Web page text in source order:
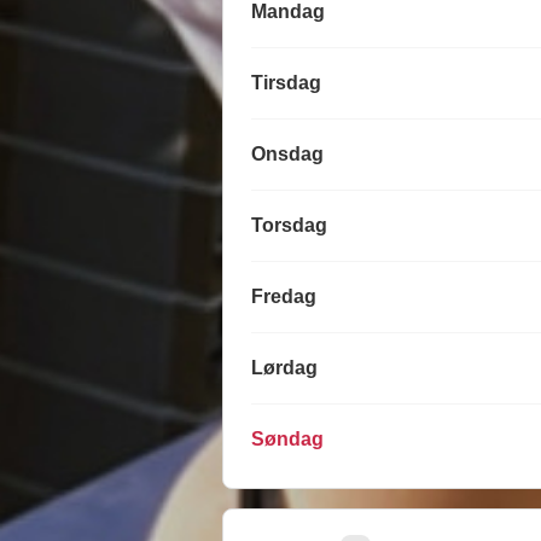
Mandag
Tirsdag
Onsdag
Torsdag
Fredag
Lørdag
Søndag